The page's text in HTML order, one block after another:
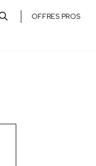
OFFRES PROS